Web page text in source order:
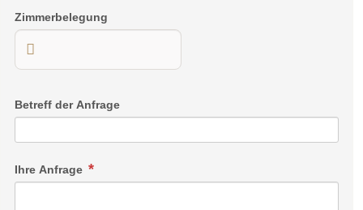
Zimmerbelegung
Betreff der Anfrage
Ihre Anfrage